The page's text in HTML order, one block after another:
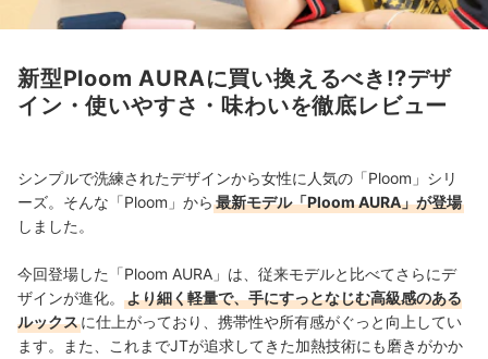
新型Ploom AURAに買い換えるべき!?デザ
イン・使いやすさ・味わいを徹底レビュー
シンプルで洗練されたデザインから女性に人気の「Ploom」シリ
ーズ。そんな「Ploom」から 最新モデル「Ploom AURA」が登場
しました。
今回登場した「Ploom AURA」は、従来モデルと比べてさらにデ
ザインが進化。
より細く軽量で、手にすっとなじむ高級感のある
ルックスに仕上がっており、携帯性や所有感がぐっと向上してい
ます。また、これまでJTが追求してきた加熱技術にも磨きがかか